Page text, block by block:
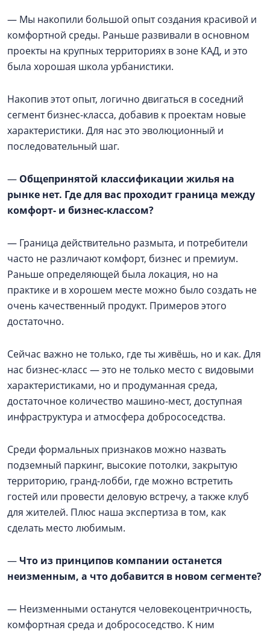
— Мы накопили большой опыт создания красивой и
комфортной среды. Раньше развивали в основном
проекты на крупных территориях в зоне КАД, и это
была хорошая школа урбанистики.
Накопив этот опыт, логично двигаться в соседний
сегмент бизнес-класса, добавив к проектам новые
характеристики. Для нас это эволюционный и
последовательный шаг.
— Общепринятой классификации жилья на
рынке нет. Где для вас проходит граница между
комфорт- и бизнес-классом?
— Граница действительно размыта, и потребители
часто не различают комфорт, бизнес и премиум.
Раньше определяющей была локация, но на
практике и в хорошем месте можно было создать не
очень качественный продукт. Примеров этого
достаточно.
Сейчас важно не только, где ты живёшь, но и как. Для
нас бизнес-класс — это не только место с видовыми
характеристиками, но и продуманная среда,
достаточное количество машино-мест, доступная
инфраструктура и атмосфера добрососедства.
Среди формальных признаков можно назвать
подземный паркинг, высокие потолки, закрытую
территорию, гранд-лобби, где можно встретить
гостей или провести деловую встречу, а также клуб
для жителей. Плюс наша экспертиза в том, как
сделать место любимым.
—Что из принципов компании останется
неизменным, а что добавится в новом сегменте?
— Неизменными останутся человекоцентричность,
комфортная среда и добрососедство. К ним